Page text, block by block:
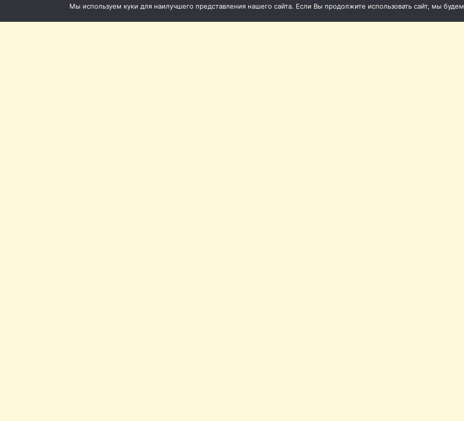
Мы используем куки для наилучшего представления нашего сайта. Если Вы продолжите использовать сайт, мы будем